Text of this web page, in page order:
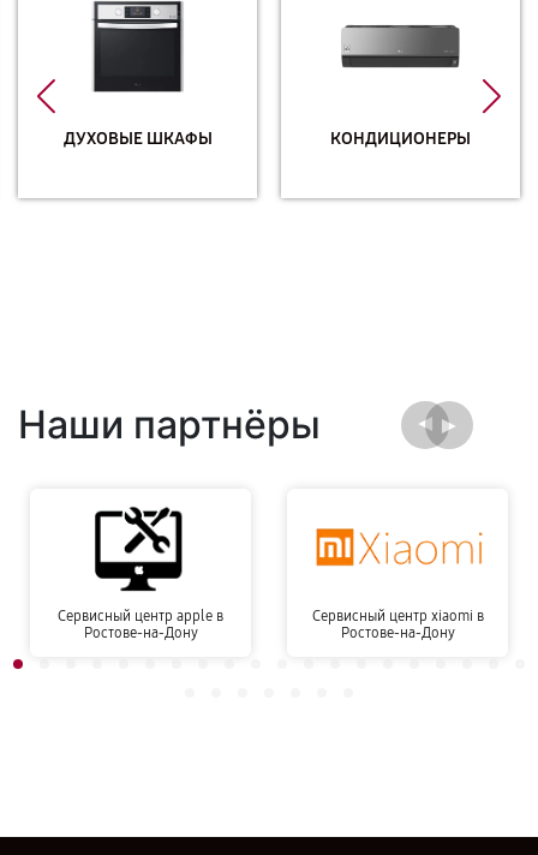
ДУХОВЫЕ ШКАФЫ КОНДИЦИОНЕРЫ
Наши партнёры
Сервисный центр apple в
Ростове-на-Дону
Сервисный центр xiaomi в
Ростове-на-Дону